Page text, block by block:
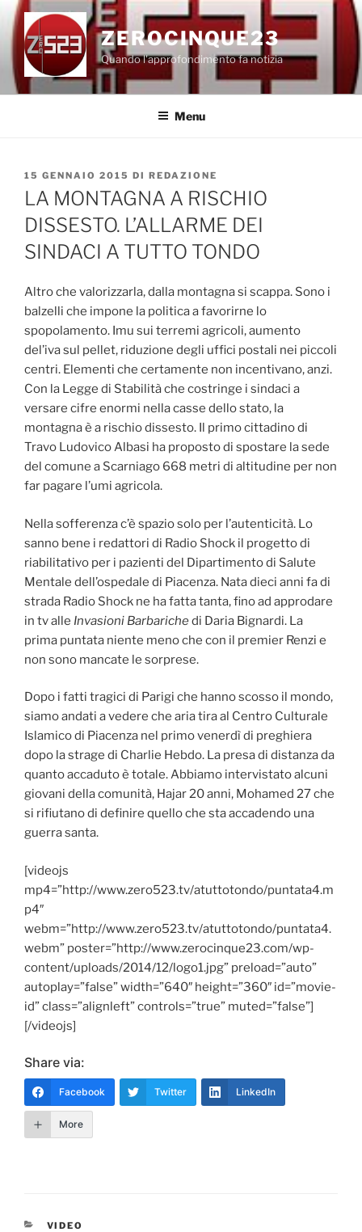
Salta
contenuto
ZEROCINQUE23
Quando l'approfondimento fa notizia
Menu
PUBBLICATO
IL
15 GENNAIO 2015 DI REDAZIONE
LA MONTAGNA A RISCHIO
DISSESTO. L’ALLARME DEI
SINDACI A TUTTO TONDO
Altro che valorizzarla, dalla montagna si scappa. Sono i
balzelli che impone la politica a favorirne lo
spopolamento. Imu sui terremi agricoli, aumento
del’iva sul pellet, riduzione degli uffici postali nei piccoli
centri. Elementi che certamente non incentivano, anzi.
Con la Legge di Stabilità che costringe i sindaci a
versare cifre enormi nella casse dello stato, la
montagna è a rischio dissesto. Il primo cittadino di
Travo Ludovico Albasi ha proposto di spostare la sede
del comune a Scarniago 668 metri di altitudine per non
far pagare l’umi agricola.
Nella sofferenza c’è spazio solo per l’autenticità. Lo
sanno bene i redattori di Radio Shock il progetto di
riabilitativo per i pazienti del Dipartimento di Salute
Mentale dell’ospedale di Piacenza. Nata dieci anni fa di
strada Radio Shock ne ha fatta tanta, fino ad approdare
in tv alle Invasioni Barbarichedi Daria Bignardi. La
prima puntata niente meno che con il premier Renzi e
non sono mancate le sorprese.
Dopo i fatti tragici di Parigi che hanno scosso il mondo,
siamo andati a vedere che aria tira al Centro Culturale
Islamico di Piacenza nel primo venerdì di preghiera
dopo la strage di Charlie Hebdo. La presa di distanza da
quanto accaduto è totale. Abbiamo intervistato alcuni
giovani della comunità, Hajar 20 anni, Mohamed 27 che
si rifiutano di definire quello che sta accadendo una
guerra santa.
[videojs
mp4=”http://www.zero523.tv/atuttotondo/puntata4.m
p4″
webm=”http://www.zero523.tv/atuttotondo/puntata4.
webm” poster=”http://www.zerocinque23.com/wp-
content/uploads/2014/12/logo1.jpg” preload=”auto”
autoplay=”false” width=”640″ height=”360″ id=”movie-
id” class=”alignleft” controls=”true” muted=”false”]
[/videojs]
Share via:
Facebook Twitter LinkedIn
More
CATEGORIE
VIDEO